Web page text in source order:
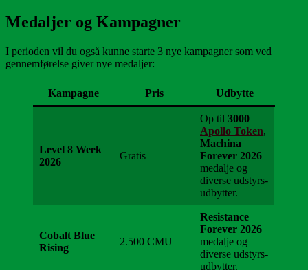
Medaljer og Kampagner
I perioden vil du også kunne starte 3 nye kampagner som ved
gennemførelse giver nye medaljer:
Kampagne Pris Udbytte
Level 8 Week
2026
Gratis
Op til 3000
Apollo Token,
Machina
Forever 2026
medalje og
diverse udstyrs-
udbytter.
Cobalt Blue
Rising
2.500 CMU
Resistance
Forever 2026
medalje og
diverse udstyrs-
udbytter.